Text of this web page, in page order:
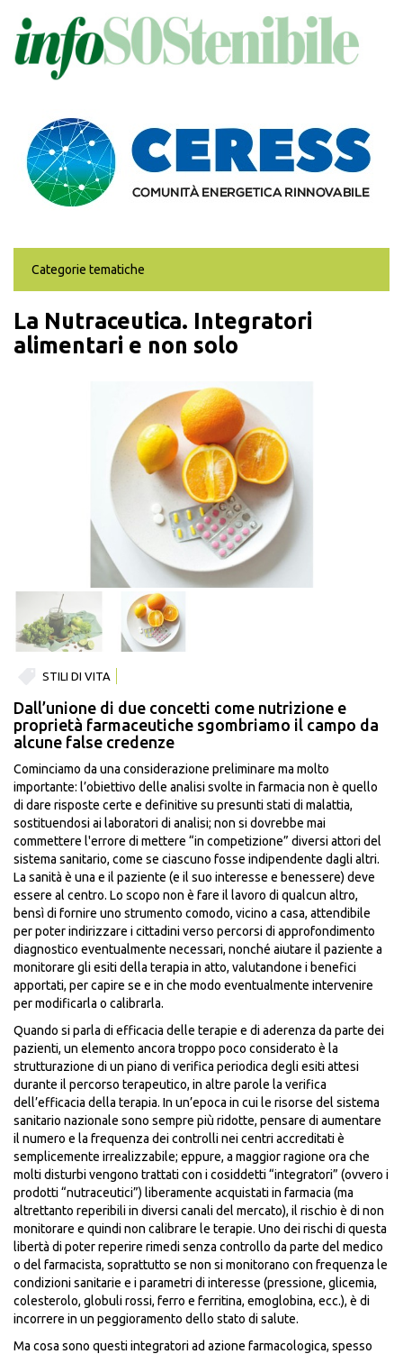
contenuto
principale
Categorie tematiche
La Nutraceutica. Integratori
alimentari e non solo
STILI DI VITA
Dall’unione di due concetti come nutrizione e
proprietà farmaceutiche sgombriamo il campo da
alcune false credenze
Cominciamo da una considerazione preliminare ma molto
importante: l’obiettivo delle analisi svolte in farmacia non è quello
di dare risposte certe e definitive su presunti stati di malattia,
sostituendosi ai laboratori di analisi; non si dovrebbe mai
commettere l'errore di mettere “in competizione” diversi attori del
sistema sanitario, come se ciascuno fosse indipendente dagli altri.
La sanità è una e il paziente (e il suo interesse e benessere) deve
essere al centro. Lo scopo non è fare il lavoro di qualcun altro,
bensì di fornire uno strumento comodo, vicino a casa, attendibile
per poter indirizzare i cittadini verso percorsi di approfondimento
diagnostico eventualmente necessari, nonché aiutare il paziente a
monitorare gli esiti della terapia in atto, valutandone i benefici
apportati, per capire se e in che modo eventualmente intervenire
per modificarla o calibrarla.
Quando si parla di efficacia delle terapie e di aderenza da parte dei
pazienti, un elemento ancora troppo poco considerato è la
strutturazione di un piano di verifica periodica degli esiti attesi
durante il percorso terapeutico, in altre parole la verifica
dell’efficacia della terapia. In un’epoca in cui le risorse del sistema
sanitario nazionale sono sempre più ridotte, pensare di aumentare
il numero e la frequenza dei controlli nei centri accreditati è
semplicemente irrealizzabile; eppure, a maggior ragione ora che
molti disturbi vengono trattati con i cosiddetti “integratori” (ovvero i
prodotti “nutraceutici”) liberamente acquistati in farmacia (ma
altrettanto reperibili in diversi canali del mercato), il rischio è di non
monitorare e quindi non calibrare le terapie. Uno dei rischi di questa
libertà di poter reperire rimedi senza controllo da parte del medico
o del farmacista, soprattutto se non si monitorano con frequenza le
condizioni sanitarie e i parametri di interesse (pressione, glicemia,
colesterolo, globuli rossi, ferro e ferritina, emoglobina, ecc.), è di
incorrere in un peggioramento dello stato di salute.
Ma cosa sono questi integratori ad azione farmacologica, spesso